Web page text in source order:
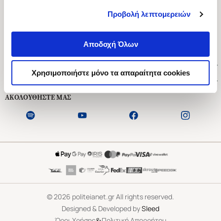
Προβολή λεπτομερειών
Αποδοχή Όλων
Χρησιμοποιήστε μόνο τα απαραίτητα cookies
Ασκληπιού 1-3, Αθήνα 106 79
Δευτέρα - Παρασκευή 09:00-21:00
Εξυπηρέτηση Πελατών
ΑΚΟΛΟΥΘΗΣΤΕ ΜΑΣ
©2026 politeianet.gr All rights reserved.
Designed & Developed bySleed